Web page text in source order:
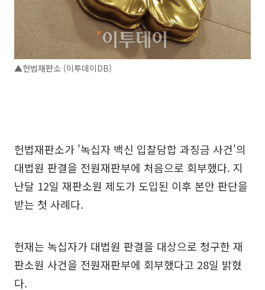
▲헌법재판소 (이투데이DB)
헌법재판소가 '녹십자 백신 입찰담합 과징금 사건'의
대법원 판결을 전원재판부에 처음으로 회부했다. 지
난달 12일 재판소원 제도가 도입된 이후 본안 판단을
받는 첫 사례다.
헌재는 녹십자가 대법원 판결을 대상으로 청구한 재
판소원 사건을 전원재판부에 회부했다고 28일 밝혔
다.